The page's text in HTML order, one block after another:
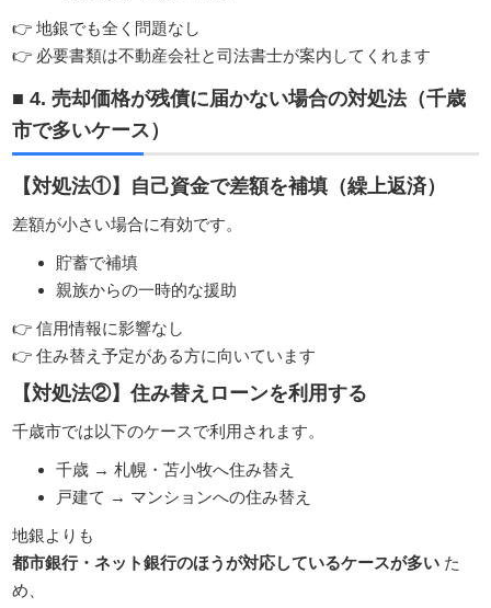
👉 地銀でも全く問題なし
👉 必要書類は不動産会社と司法書士が案内してくれます
■ 4. 売却価格が残債に届かない場合の対処法（千歳
市で多いケース）
【対処法①】自己資金で差額を補填（繰上返済）
差額が小さい場合に有効です。
貯蓄で補填
親族からの一時的な援助
👉 信用情報に影響なし
👉 住み替え予定がある方に向いています
【対処法②】住み替えローンを利用する
千歳市では以下のケースで利用されます。
千歳 → 札幌・苫小牧へ住み替え
戸建て → マンションへの住み替え
地銀よりも
都市銀行・ネット銀行のほうが対応しているケースが多い た
め、